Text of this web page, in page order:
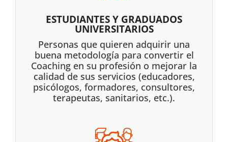
ESTUDIANTES Y GRADUADOS
UNIVERSITARIOS
Personas que quieren adquirir una
buena metodología para convertir el
Coaching en su profesión o mejorar la
calidad de sus servicios (educadores,
psicólogos, formadores, consultores,
terapeutas, sanitarios, etc.).